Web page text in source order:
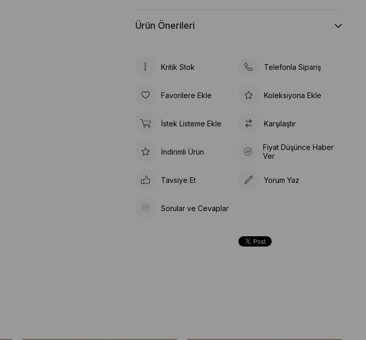
Ürün Önerileri
Kritik Stok Telefonla Sipariş
Favorilere Ekle Koleksiyona Ekle
İstek Listeme Ekle Karşılaştır
İndirimli Ürün
Fiyat Düşünce Haber
Ver
Tavsiye Et Yorum Yaz
Sorular ve Cevaplar